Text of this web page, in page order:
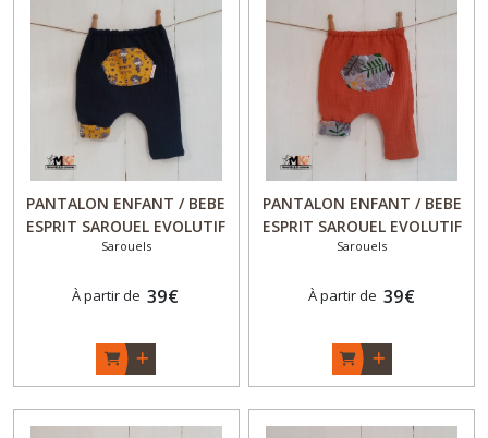
PANTALON ENFANT / BEBE
ESPRIT SAROUEL EVOLUTIF
et REVERSIBLE " Chic & Choc
des Baïnes" - Fait Main -
Sarouels
À partir de 39€
PANTALON ENFANT / BEBE
ESPRIT SAROUEL EVOLUTIF
et REVERSIBLE " Chic & Choc
et Cactus" - Fait Main -
Sarouels
À partir de 39€